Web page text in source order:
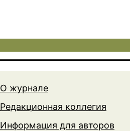
О журнале
Редакционная коллегия
Информация для авторов